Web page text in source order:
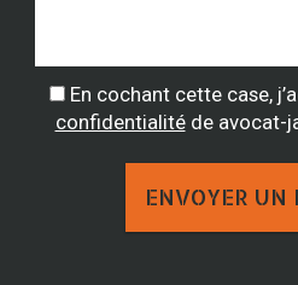
En cochant cette case,
confidentialitéde avocat-